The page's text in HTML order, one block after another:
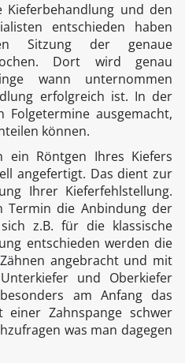
und den
entschieden haben
Sitzung der genaue
Dort wird genau
wann unternommen
erfolgreich ist. In der
Folgetermine ausgemacht,
können.
ein Röntgen Ihres Kiefers
angefertigt. Das dient zur
Ihrer Kieferfehlstellung.
die Anbindung der
z.B. für die klassische
entschieden werden die
angebracht und mit
und Oberkiefer
am Anfang das
Zahnspange schwer
was man dagegen